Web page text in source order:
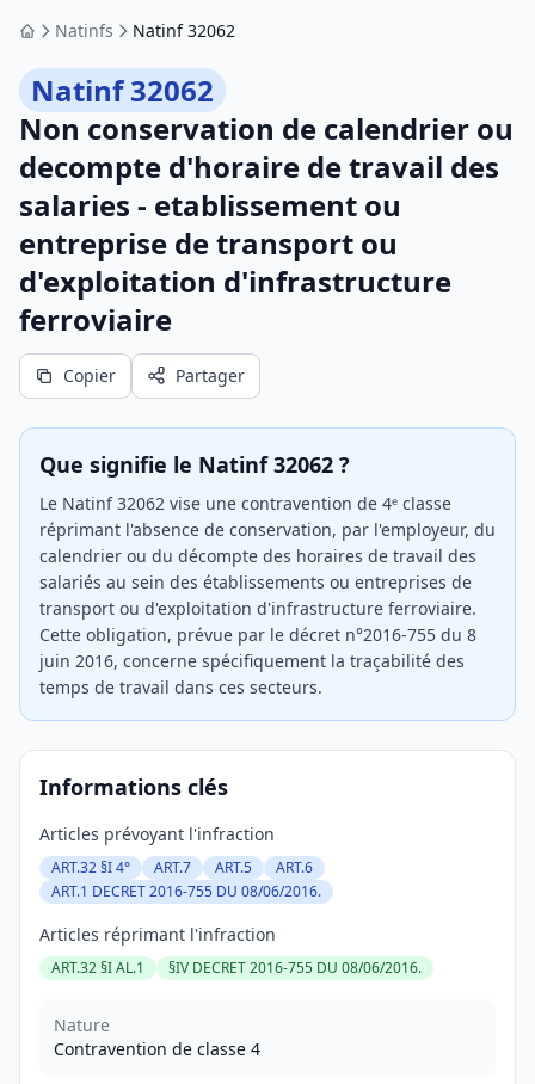
AccueilNatinfs Natinf 32062
Natinf 32062
Non conservation de calendrier ou
decompte d'horaire de travail des
salaries - etablissement ou
entreprise de transport ou
d'exploitation d'infrastructure
ferroviaire
Copier Partager
Que signifie le Natinf 32062 ?
Le Natinf 32062 vise une contravention de 4ᵉ classe
réprimant l'absence de conservation, par l'employeur, du
calendrier ou du décompte des horaires de travail des
salariés au sein des établissements ou entreprises de
transport ou d'exploitation d'infrastructure ferroviaire.
Cette obligation, prévue par le décret n°2016-755 du 8
juin 2016, concerne spécifiquement la traçabilité des
temps de travail dans ces secteurs.
Informations clés
Articles prévoyant l'infraction
ART.32 §I 4° ART.7 ART.5
ART.6
ART.1 DECRET 2016-755 DU 08/06/2016.
Articles réprimant l'infraction
ART.32 §I AL.1 §IV DECRET 2016-755 DU 08/06/2016.
Nature
Contravention de classe 4